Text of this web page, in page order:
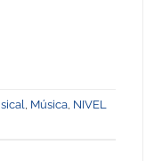
Música NIVEL